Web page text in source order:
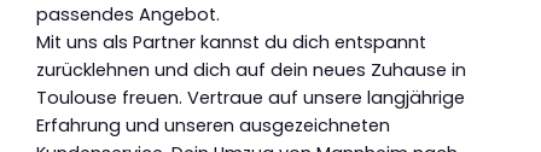
passendes Angebot.
Mit uns als Partner kannst du dich entspannt
zurücklehnen und dich auf dein neues Zuhause in
Toulouse freuen. Vertraue auf unsere langjährige
Erfahrung und unseren ausgezeichneten